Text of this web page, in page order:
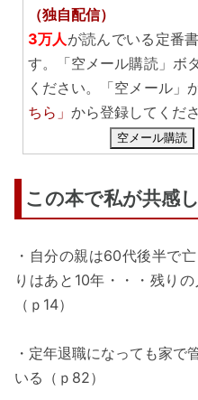
（独自配信）
3万人 が読んでいる定番
す。「空メール購読」ボ
ください。「空メール」
ちら」 から登録してくださ
空メール購読
この本で私が共感
・自分の親は60代後半で
りはあと10年・・・残り
（ｐ14）
・定年退職になっても家で
いる（ｐ82）